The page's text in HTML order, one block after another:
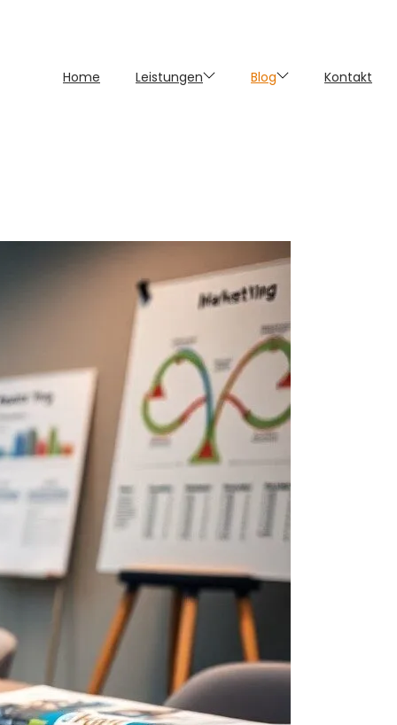
Home Leistungen Blog Kontakt